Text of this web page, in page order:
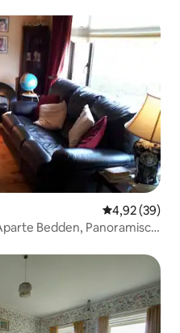
Gemiddelde
4,92 (39)
Bedden, Panoramisch